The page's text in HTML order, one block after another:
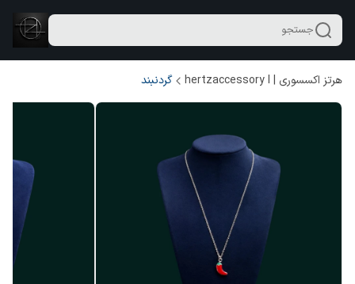
جستجو
هرتز اکسسوری | hertzaccessory l گردنبند